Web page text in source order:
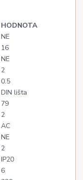
HODNOTA
NE
16
NE
2
0.5
DIN lišta
79
2
AC
NE
2
IP20
6